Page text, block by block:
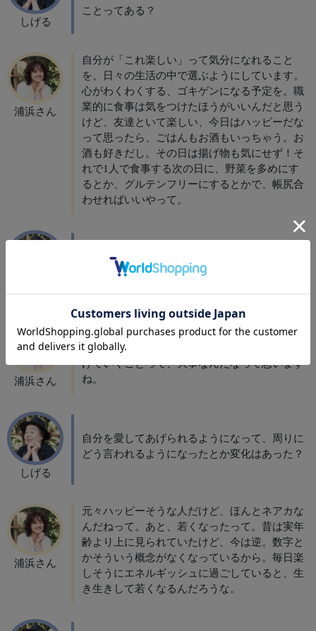
しげる
ことってある？
浦浜さん
自分が「これ楽しい」って気分になれること
を、日々の生活の中で選ぶようにしています。
心がわくわくする、ゴキゲンになる予定を。職
業的に食事は気をつけたほうがいいんだと思う
けど、友達といて楽しい、今日はハッピーだな
って思ったら、ごはんもお酒もいっちゃう。お
酒も好きだし。その日は揚げ物も気にせず！そ
れで1人で食事する次の日に、野菜を多めにす
るとか、グルテンフリーにするとかで、帳尻合
わせればいいやって。
しげる
て、自分を労わるとか愛してあげていることに
つながるんだよね。
浦浜さん
そう、自分で自分をケアするってことで、楽し
くハッピーに過ごしてライフスタイルを積み上
げていくことって、大事なんだなって思います
ね。
しげる
自分を愛してあげられるようになって、周りに
どう言われるようになったとか変化はあった？
浦浜さん
元々ハッピーそうな人だけど、ほんとネアカな
んだねって。あと、若くなったって。​昔は実年
齢より上に見られていたけど、今は逆。数字と
かそういう概念がなくなっているから。毎日楽
しそうにエネルギッシュに過ごしていると、生
き生きして若くなるんだろうな。